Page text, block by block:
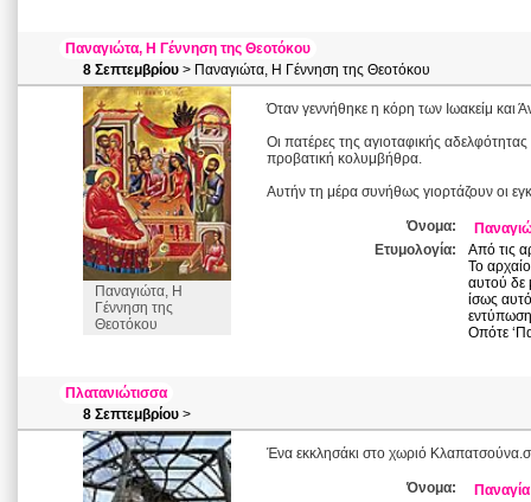
Παναγιώτα, Η Γέννηση της Θεοτόκου
8 Σεπτεμβρίου > Παναγιώτα, Η Γέννηση της Θεοτόκου
Παναγιώτα, Η
Γέννηση της
Θεοτόκου
Όταν γεννήθηκε η κόρη των Ιωακείμ και
Οι πατέρες της αγιοταφικής
προβατική κολυμβήθρα.
Αυτήν τη μέρα συνήθως γιορτάζουν οι
Όνομα:
Ετυμολογία:
Από τις
Το
αυτού δε
ίσως
εντύπωση
Οπότε
Πλατανιώτισσα
8 Σεπτεμβρίου >
Ένα εκκλησάκι στο χωριό
Όνομα:
Παναγία